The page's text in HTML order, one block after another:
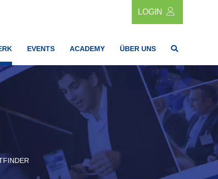
LOGIN
EVENTS ACADEMY ÜBER UNS